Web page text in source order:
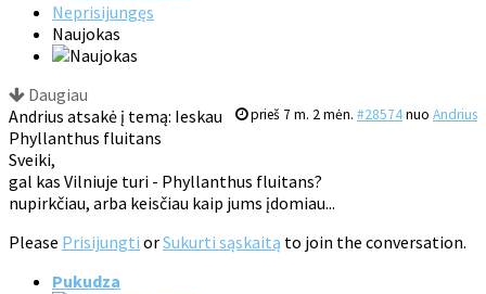
Neprisijungęs
Naujokas
Daugiau
prieš 7 m. 2 mėn. #28574nuo Andrius
Andrius atsakė į temą: Ieskau
Phyllanthus fluitans
Sveiki,
gal kas Vilniuje turi - Phyllanthus fluitans?
nupirkčiau, arba keisčiau kaip jums įdomiau...
Please Prisijungti orSukurti sąskaitą to join the conversation.
Pukudza